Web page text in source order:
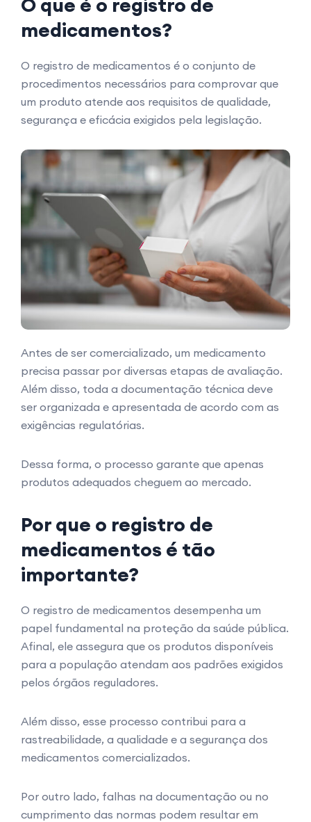
O que é o registro de
medicamentos?
O registro de medicamentos é o conjunto de
procedimentos necessários para comprovar que
um produto atende aos requisitos de qualidade,
segurança e eficácia exigidos pela legislação.
Antes de ser comercializado, um medicamento
precisa passar por diversas etapas de avaliação.
Além disso, toda a documentação técnica deve
ser organizada e apresentada de acordo com as
exigências regulatórias.
Dessa forma, o processo garante que apenas
produtos adequados cheguem ao mercado.
Por que o registro de
medicamentos é tão
importante?
O registro de medicamentos desempenha um
papel fundamental na proteção da saúde pública.
Afinal, ele assegura que os produtos disponíveis
para a população atendam aos padrões exigidos
pelos órgãos reguladores.
Além disso, esse processo contribui para a
rastreabilidade, a qualidade e a segurança dos
medicamentos comercializados.
Por outro lado, falhas na documentação ou no
cumprimento das normas podem resultar em